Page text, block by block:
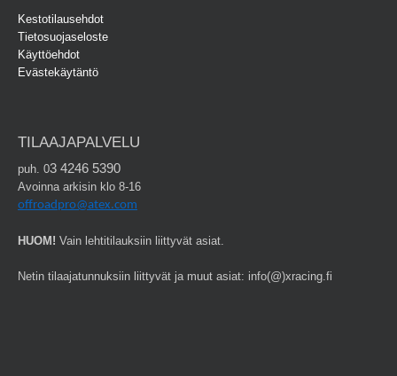
Kestotilausehdot
Tietosuojaseloste
Käyttöehdot
Evästekäytäntö
TILAAJAPALVELU
puh. 03 4246 5390
Avoinna arkisin klo 8-16
offroadpro@atex.com
HUOM! Vain lehtitilauksiin liittyvät asiat.
Netin tilaajatunnuksiin liittyvät ja muut asiat: info(@)xracing.fi